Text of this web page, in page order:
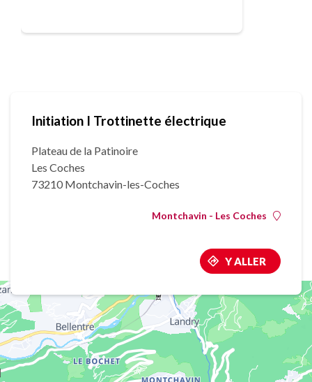
Initiation I Trottinette électrique
Plateau de la Patinoire
Les Coches
73210 Montchavin-les-Coches
Montchavin - Les Coches
Y ALLER